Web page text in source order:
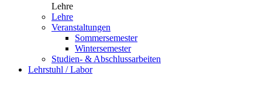
Lehre
Lehre
Veranstaltungen
Sommersemester
Wintersemester
Studien- & Abschlussarbeiten
Lehrstuhl / Labor